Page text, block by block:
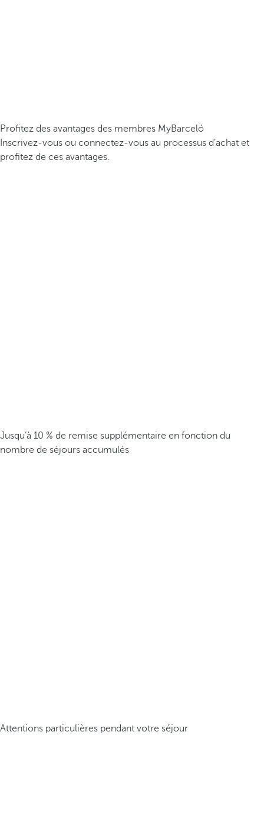
Profitez des avantages des membres MyBarceló
Inscrivez-vous ou connectez-vous au processus d’achat et
profitez de ces avantages.
Jusqu’à 10 % de remise supplémentaire en fonction du
nombre de séjours accumulés
Attentions particulières pendant votre séjour